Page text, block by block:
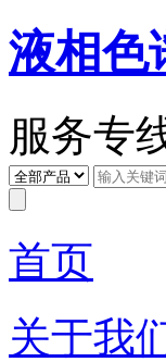
液相色
服务专
首页
关于我